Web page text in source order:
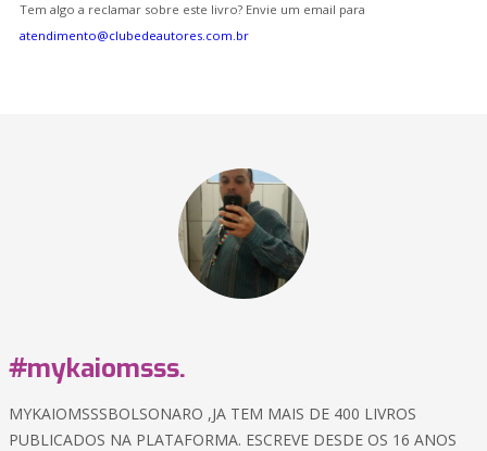
Tem algo a reclamar sobre este livro? Envie um email para
atendimento@clubedeautores.com.br
#mykaiomsss.
MYKAIOMSSSBOLSONARO ,JA TEM MAIS DE 400 LIVROS
PUBLICADOS NA PLATAFORMA. ESCREVE DESDE OS 16 ANOS